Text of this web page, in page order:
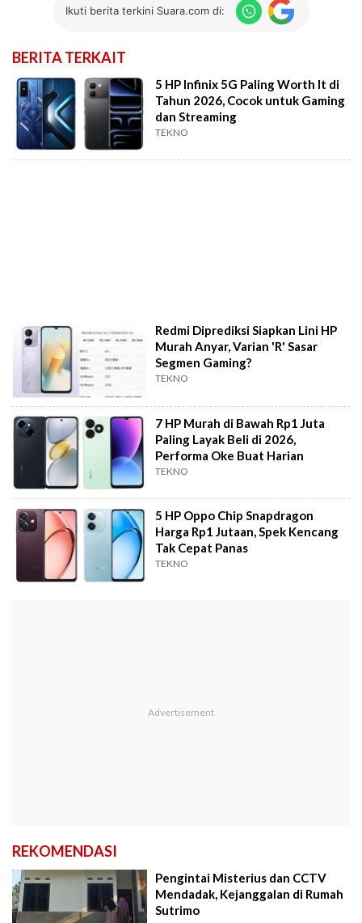
Ikuti berita terkini Suara.com di:
BERITA TERKAIT
5 HP Infinix 5G Paling Worth It di
Tahun 2026, Cocok untuk Gaming
dan Streaming
TEKNO
Redmi Diprediksi Siapkan Lini HP
Murah Anyar, Varian 'R' Sasar
Segmen Gaming?
TEKNO
7 HP Murah di Bawah Rp1 Juta
Paling Layak Beli di 2026,
Performa Oke Buat Harian
TEKNO
5 HP Oppo Chip Snapdragon
Harga Rp1 Jutaan, Spek Kencang
Tak Cepat Panas
TEKNO
REKOMENDASI
Pengintai Misterius dan CCTV
Mendadak, Kejanggalan di Rumah
Sutrimo